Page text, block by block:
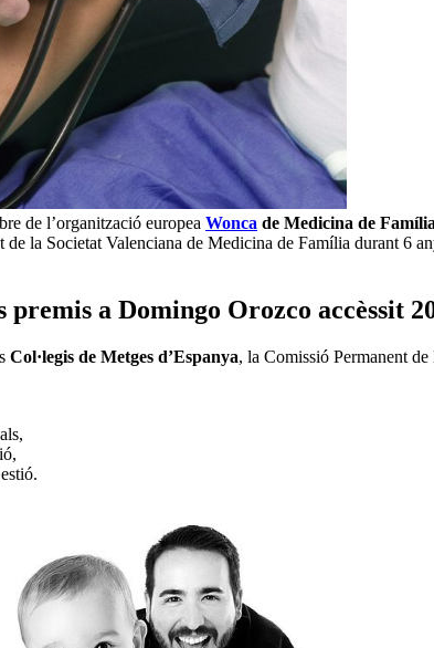
de l’organització europea Wonca de Medicina de
de la Societat Valenciana de Medicina de Família durant 6
premis a Domingo Orozco accèssit
Col·legis de Metges d’Espanya, la Comissió Permanent